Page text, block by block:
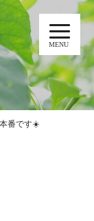
MENU
番です☀️